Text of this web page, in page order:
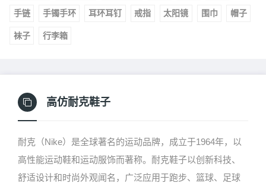
手链 手镯手环 耳环耳钉 戒指 太阳镜 围巾 帽子
袜子 行李箱
高仿耐克鞋子
耐克（Nike）是全球著名的运动品牌，成立于1964年，以
高性能运动鞋和运动服饰而著称。耐克鞋子以创新科技、
舒适设计和时尚外观闻名，广泛应用于跑步、篮球、足球